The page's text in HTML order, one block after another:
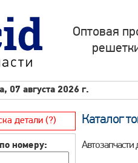
Оптовая
07 августа 2026 г.
детали (?)
номеру:
Каталог
Автозапчасти